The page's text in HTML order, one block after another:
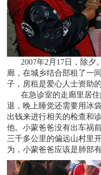
2007年2月17日，除夕
廊，在城乡结合部租了一
子，房租是爱心人士资助的
在急诊室的走廊里居
退，晚上睡觉还需要用冰
出钱来进行相关的检查和
他。小蒙爸爸没有出车祸
三千多公里的偏远山村里
为，小蒙爸爸应该是肺部